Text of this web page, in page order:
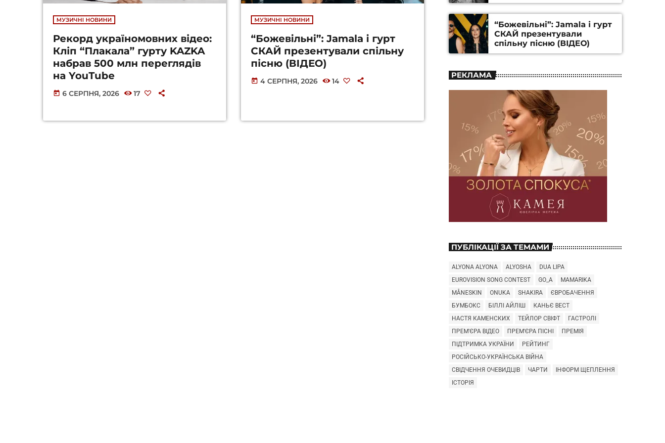
МУЗИЧНІ НОВИНИ
Рекорд україномовних відео:
Кліп “Плакала” гурту KAZKA
набрав 500 млн переглядів
на YouTube
today 6 СЕРПНЯ, 2026 17
МУЗИЧНІ НОВИНИ
“Божевільні”: Jamala і гурт
СКАЙ презентували спільну
пісню (ВІДЕО)
today 4 СЕРПНЯ, 2026 14
Станіслава Гуренка та
Андрія Алфьорова (ВІДЕО)
“Божевільні”: Jamala і гурт
СКАЙ презентували
спільну пісню (ВІДЕО)
РЕКЛАМА
ПУБЛІКАЦІЇ ЗА ТЕМАМИ
ALYONA ALYONA ALYOSHA
DUA LIPA
EUROVISION SONG CONTEST
GO_A
MAMARIKA
MÅNESKIN
ONUKA SHAKIRA
ЄВРОБАЧЕННЯ
БУМБОКС
БІЛЛІ АЙЛІШ
КАНЬЄ ВЕСТ
НАСТЯ КАМЕНСКИХ
ТЕЙЛОР СВІФТ
ГАСТРОЛІ
ПРЕМ'ЄРА ВІДЕО
ПРЕМ'ЄРА ПІСНІ
ПРЕМІЯ
ПІДТРИМКА УКРАЇНИ
РЕЙТИНГ
РОСІЙСЬКО-УКРАЇНСЬКА ВІЙНА
СВІДЧЕННЯ ОЧЕВИДЦІВ
ЧАРТИ
ІНФОРМ ЩЕПЛЕННЯ
ІСТОРІЯ